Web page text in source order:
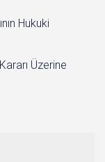
Hukuki
Üzerine